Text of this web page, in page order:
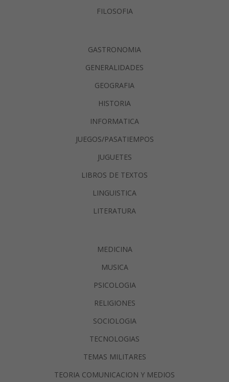
FILOSOFIA
GASTRONOMIA
GENERALIDADES
GEOGRAFIA
HISTORIA
INFORMATICA
JUEGOS/PASATIEMPOS
JUGUETES
LIBROS DE TEXTOS
LINGUISTICA
LITERATURA
MEDICINA
MUSICA
PSICOLOGIA
RELIGIONES
SOCIOLOGIA
TECNOLOGIAS
TEMAS MILITARES
TEORIA COMUNICACION Y MEDIOS